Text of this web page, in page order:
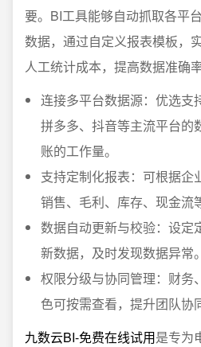
要。BI工具能够自动抓取各平
数据，通过自定义报表模板，
人工统计成本，提高数据准确率
连接多平台数据源：优选支
拼多多、抖音等主流平台的
账的工作量。
支持定制化报表：可根据企
销售、毛利、库存、现金流
数据自动更新与校验：设定
新数据，及时发现数据异常。
权限分级与协同管理：财务
色可按需查看，提升团队协
九数云BI-免费在线试用是专为